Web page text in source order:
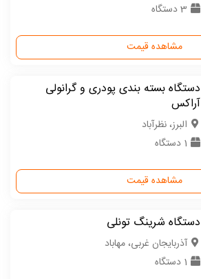
3 دستگاه
مشاهده قیمت
دستگاه بسته بندی پودری و گرانولی
آراکس
البرز، نظرآباد
1 دستگاه
مشاهده قیمت
دستگاه شرینگ تونلی
آذربایجان غربی، مهاباد
1 دستگاه